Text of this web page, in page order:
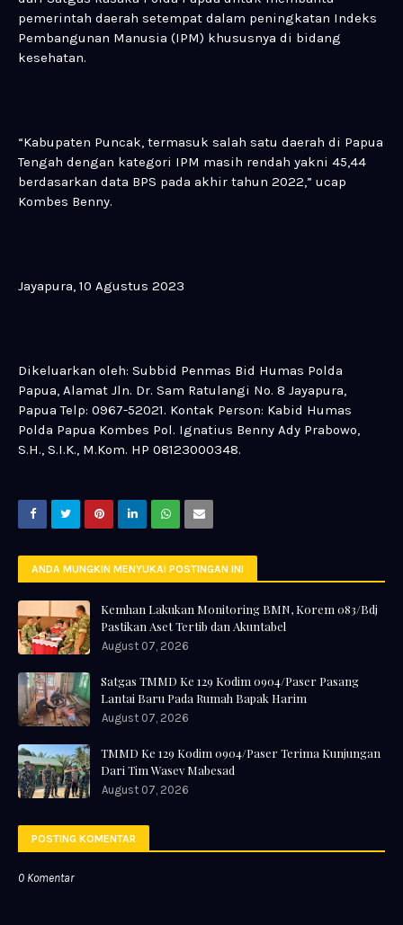
pemerintah daerah setempat dalam peningkatan Indeks
Pembangunan Manusia (IPM) khususnya di bidang
kesehatan.
“Kabupaten Puncak, termasuk salah satu daerah di Papua
Tengah dengan kategori IPM masih rendah yakni 45,44
berdasarkan data BPS pada akhir tahun 2022,” ucap
Kombes Benny.
Jayapura, 10 Agustus 2023
Dikeluarkan oleh: Subbid Penmas Bid Humas Polda
Papua, Alamat Jln. Dr. Sam Ratulangi No. 8 Jayapura,
Papua Telp: 0967-52021. Kontak Person: Kabid Humas
Polda Papua Kombes Pol. Ignatius Benny Ady Prabowo,
S.H., S.I.K., M.Kom. HP 08123000348.
ANDA MUNGKIN MENYUKAI POSTINGAN INI
Kemhan Lakukan Monitoring BMN, Korem 083/Bdj
Pastikan Aset Tertib dan Akuntabel
August 07, 2026
Satgas TMMD Ke 129 Kodim 0904/Paser Pasang
Lantai Baru Pada Rumah Bapak Harim
August 07, 2026
TMMD Ke 129 Kodim 0904/Paser Terima Kunjungan
Dari Tim Wasev Mabesad
August 07, 2026
POSTING KOMENTAR
0 Komentar